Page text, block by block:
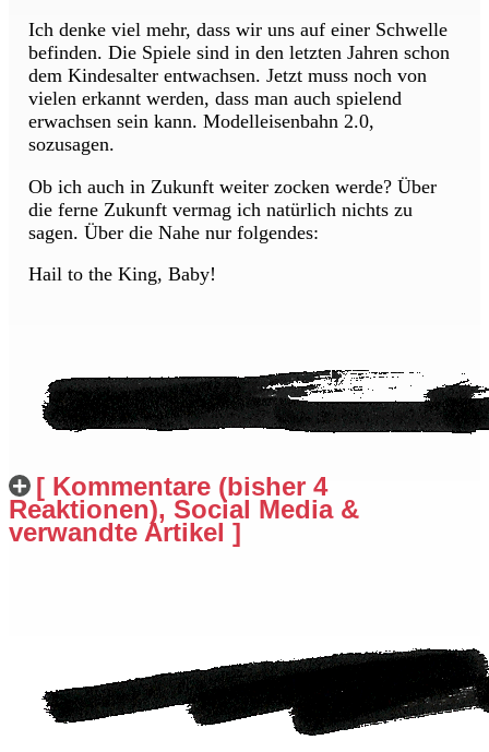
Ich denke viel mehr, dass wir uns auf einer Schwelle
befinden. Die Spiele sind in den letzten Jahren schon
dem Kindesalter entwachsen. Jetzt muss noch von
vielen erkannt werden, dass man auch spielend
erwachsen sein kann. Modelleisenbahn 2.0,
sozusagen.
Ob ich auch in Zukunft weiter zocken werde? Über
die ferne Zukunft vermag ich natürlich nichts zu
sagen. Über die Nahe nur folgendes:
Hail to the King, Baby!
[ Kommentare (bisher 4
Reaktionen), Social Media &
verwandte Artikel ]